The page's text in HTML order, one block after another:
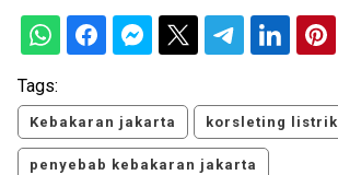
Tags:
Kebakaran jakarta korsleting listrik
penyebab kebakaran jakarta